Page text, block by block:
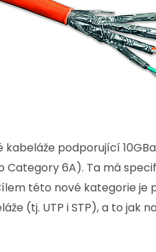
podporující
6A). Ta má
této nové kategorie
(tj. UTP i STP), a to jak